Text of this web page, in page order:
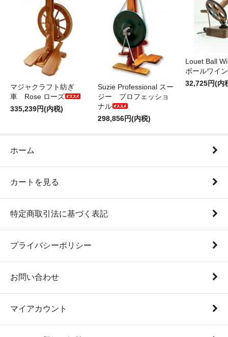
マジャクラフト紡ぎ
車 Rose ローズ
335,239円(内税)
Suzie Professional スー
ジー プロフェッショ
ナル
298,856円(内税)
Louet Ball
ボールワイ
32,725円(内
ホーム
カートを見る
特定商取引法に基づく表記
プライバシーポリシー
お問い合わせ
マイアカウント